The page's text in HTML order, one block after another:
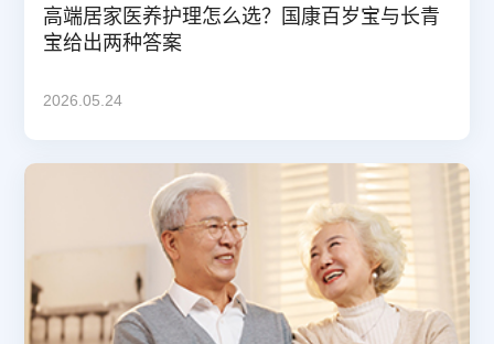
高端居家医养护理怎么选？国康百岁宝与长青
宝给出两种答案
2026.05.24